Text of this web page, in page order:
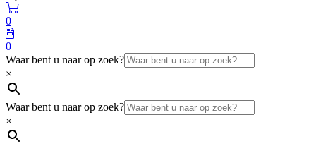
0
0
Waar bent u naar op zoek?
×
Waar bent u naar op zoek?
×